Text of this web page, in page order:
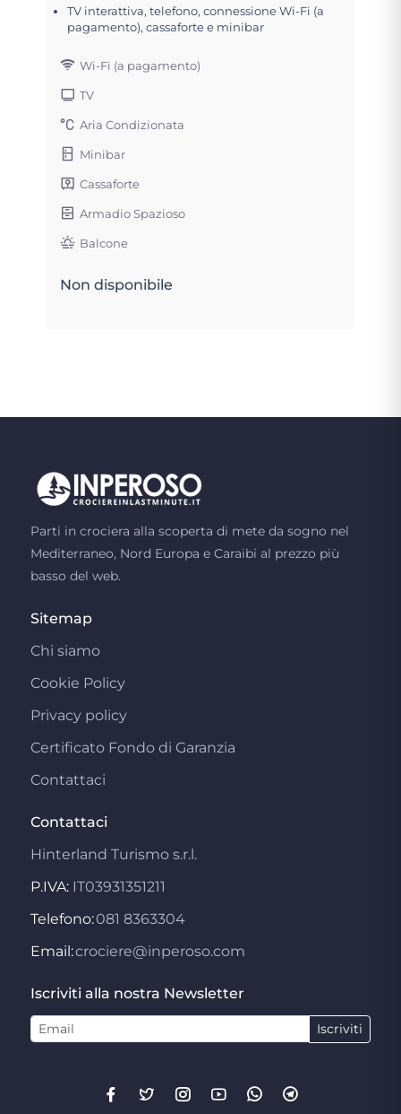
TV interattiva, telefono, connessione Wi-Fi (a
pagamento), cassaforte e minibar
Wi-Fi (a pagamento)
TV
Aria Condizionata
Minibar
Cassaforte
Armadio Spazioso
Balcone
Non disponibile
Parti in crociera alla scoperta di mete da sogno nel
Mediterraneo, Nord Europa e Caraibi al prezzo più
basso del web.
Sitemap
Chi siamo
Cookie Policy
Privacy policy
Certificato Fondo di Garanzia
Contattaci
Contattaci
Hinterland Turismo s.r.l.
P.IVA: IT03931351211
Telefono:081 8363304
Email:crociere@inperoso.com
Iscriviti alla nostra Newsletter
Iscriviti